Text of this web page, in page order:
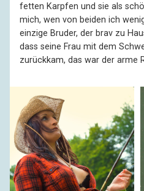
fetten Karpfen und sie als
mich, wen von beiden ich
einzige Bruder, der brav zu
dass seine Frau mit dem
zurückkam, das war der arme